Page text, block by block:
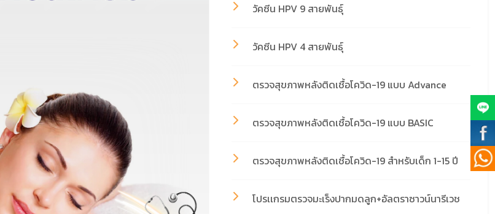
วัคซีน HPV 9 สายพันธ์ุ
วัคซีน HPV 4 สายพันธ์ุ
ตรวจสุขภาพหลังติดเชื้อโควิด-19 แบบ Advance
ตรวจสุขภาพหลังติดเชื้อโควิด-19 แบบ BASIC
ตรวจสุขภาพหลังติดเชื้อโควิด-19 สำหรับเด็ก 1-15 ปี
โปรเเกรมตรวจมะเร็งปากมดลูก+อัลตราซาวน์นารีเวช